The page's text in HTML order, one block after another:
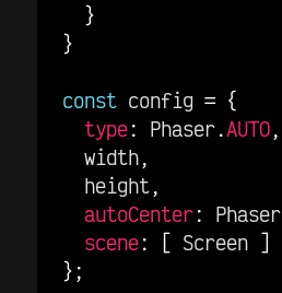
}
}
const config = {
type: Phaser.AUTO,
  width
,
  height
,
autoCenter: Phaser
scene: [ Screen ]
} ;